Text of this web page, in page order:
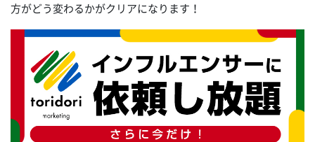
方がどう変わるかがクリアになります！